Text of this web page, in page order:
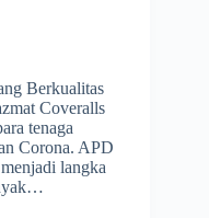
Berkualitas
Coveralls
tenaga
Corona. APD
langka